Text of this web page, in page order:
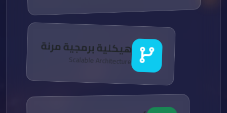
هيكلية برمجية مرنة
Scalable Architecture